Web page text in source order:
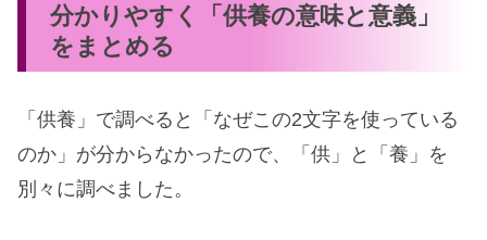
分かりやすく「供養の意味と意義」
をまとめる
「供養」で調べると「なぜこの2文字を使っている
のか」が分からなかったので、「供」と「養」を
別々に調べました。